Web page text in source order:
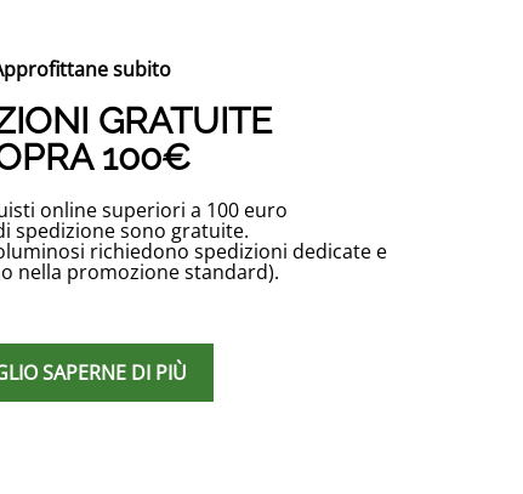
subito
GRATUITE
100€
online superiori a 100 euro
spedizione sono gratuite.
richiedono spedizioni dedicate e
nella promozione standard).
SAPERNE DI PIÙ